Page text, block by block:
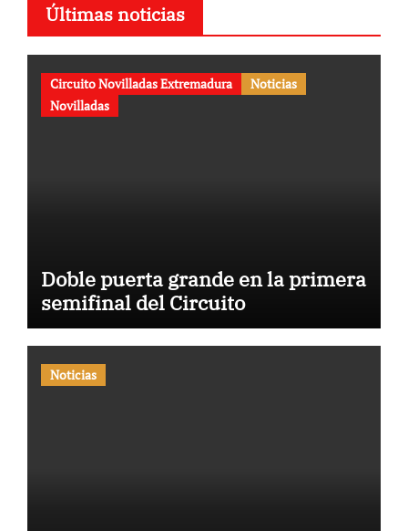
Últimas noticias
Circuito Novilladas Extremadura
Noticias
Novilladas
Doble puerta grande en la primera
semifinal del Circuito
Noticias